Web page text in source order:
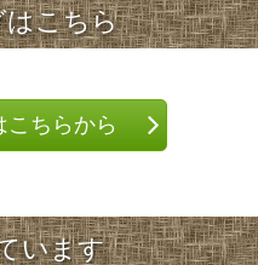
はこちら
こちらから
います